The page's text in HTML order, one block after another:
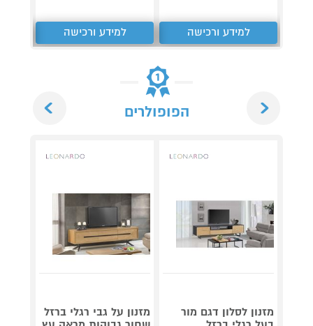
למידע ורכישה למידע ורכישה
הפופולרים
מזנון לסלון דגם מור
מזנון על גבי רגלי ברזל